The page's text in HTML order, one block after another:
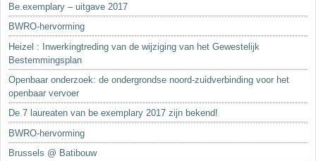
Be.exemplary – uitgave 2017
BWRO-hervorming
Heizel : Inwerkingtreding van de wijziging van het Gewestelijk
Bestemmingsplan
Openbaar onderzoek: de ondergrondse noord-zuidverbinding voor het
openbaar vervoer
De 7 laureaten van be exemplary 2017 zijn bekend!
BWRO-hervorming
Brussels @ Batibouw